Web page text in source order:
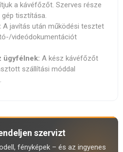
a kávéfőzőt. Szerves része
tisztítása.
A javítás után működési tesztet
videódokumentációt
ügyfélnek: A kész kávéfőzőt
szállítási móddal
szervizt
fényképek – és az ingyenes